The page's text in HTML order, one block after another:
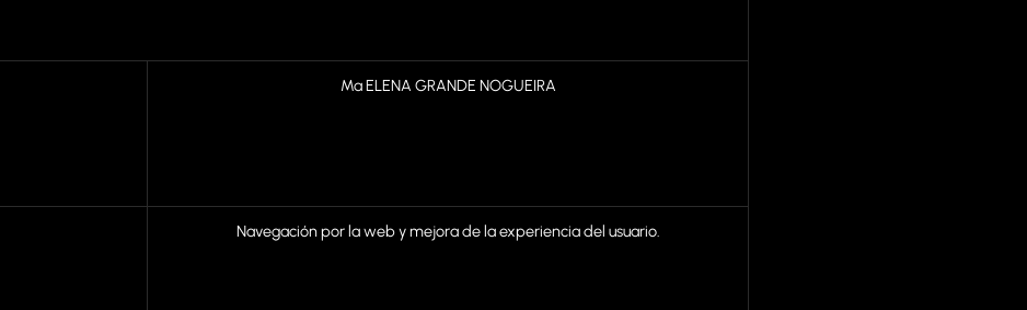
Mª ELENA GRANDE NOGUEIRA
Navegación por la web y mejora de la experiencia del usuario.